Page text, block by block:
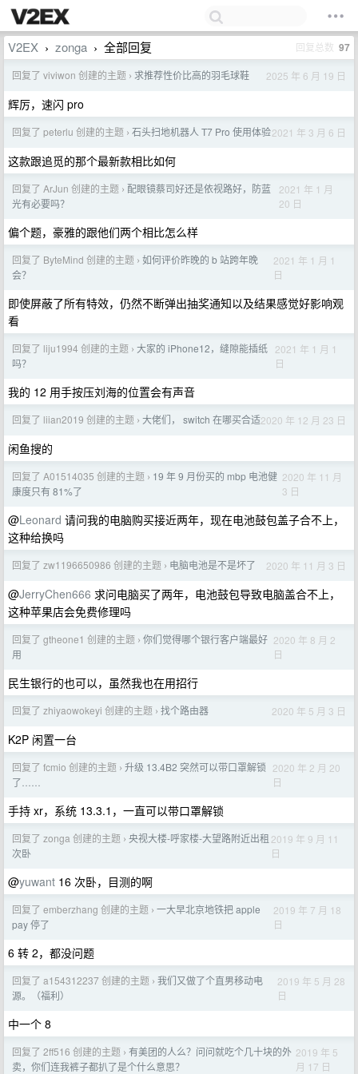
V2EX › zonga › 全部回复 回复总数 97
回复了 viviwon 创建的主题 › 求推荐性价比高的羽毛球鞋 2025 年 6 月 19 日
辉厉，速闪 pro
回复了 peterlu 创建的主题 › 石头扫地机器人 T7 Pro 使用体验2021 年 3 月 6 日
这款跟追觅的那个最新款相比如何
回复了 ArJun 创建的主题 › 配眼镜蔡司好还是依视路好，防蓝
光有必要吗？
2021 年 1 月
20 日
偏个题，豪雅的跟他们两个相比怎么样
回复了 ByteMind 创建的主题 › 如何评价昨晚的 b 站跨年晚
会？
2021 年 1 月 1
日
即使屏蔽了所有特效，仍然不断弹出抽奖通知以及结果感觉好影响观
看
回复了 liju1994 创建的主题 › 大家的 iPhone12，缝隙能插纸
吗？
2021 年 1 月 1
日
我的 12 用手按压刘海的位置会有声音
回复了 liian2019 创建的主题 › 大佬们， switch 在哪买合适2020 年 12 月 23 日
闲鱼搜的
回复了 A01514035 创建的主题 › 19 年 9 月份买的 mbp 电池健
康度只有 81%了
2020 年 11 月
3 日
@Leonard 请问我的电脑购买接近两年，现在电池鼓包盖子合不上，
这种给换吗
回复了 zw1196650986 创建的主题 › 电脑电池是不是坏了 2020 年 11 月 3 日
@JerryChen666 求问电脑买了两年，电池鼓包导致电脑盖合不上，
这种苹果店会免费修理吗
回复了 gtheone1 创建的主题 › 你们觉得哪个银行客户端最好
用
2020 年 8 月 2
日
民生银行的也可以，虽然我也在用招行
回复了 zhiyaowokeyi 创建的主题 › 找个路由器 2020 年 5 月 3 日
K2P 闲置一台
回复了 fcmio 创建的主题 › 升级 13.4B2 突然可以带口罩解锁
了……
2020 年 2 月 20
日
手持 xr，系统 13.3.1，一直可以带口罩解锁
回复了 zonga 创建的主题 › 央视大楼-呼家楼-大望路附近出租
次卧
2019 年 9 月 11
日
@yuwant 16 次卧，目测的啊
回复了 emberzhang 创建的主题 › 一大早北京地铁把 apple
pay 停了
2019 年 7 月 18
日
6 转 2，都没问题
回复了 a154312237 创建的主题 › 我们又做了个直男移动电
源。（福利）
2019 年 5 月 28
日
中一个 8
回复了 2ff516 创建的主题 › 有美团的人么？问问就吃个几十块的外
卖，你们连我裤子都扒了是个什么意思？
2019 年 5
月 17 日